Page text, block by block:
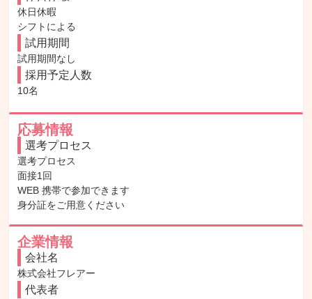
休日休暇
シフトによる
試用期間
試用期間なし
採用予定人数
10名
応募情報
選考プロセス
選考プロセス
面接1回
WEB 携帯で参加できます
身分証をご用意ください
企業情報
会社名
株式会社フレアー
代表者